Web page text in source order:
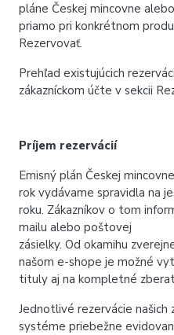
pláne Českej mincovne alebo
priamo pri konkrétnom
Rezervovať.
Prehľad existujúcich
zákazníckom účte v sekcii
Príjem rezervácií
Emisný plán Českej
rok vydávame spravidla na
roku. Zákazníkov o tom
mailu alebo poštovej
zásielky. Od okamihu
našom e-shope je možné
tituly aj na kompletné
Jednotlivé rezervácie našich
systéme priebežne